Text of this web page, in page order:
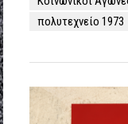
πολυτεχνείο 1973